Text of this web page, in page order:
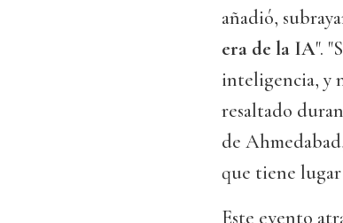
añadió,
era de la IA".
inteligencia, y
resaltado
de
que tiene
Este evento